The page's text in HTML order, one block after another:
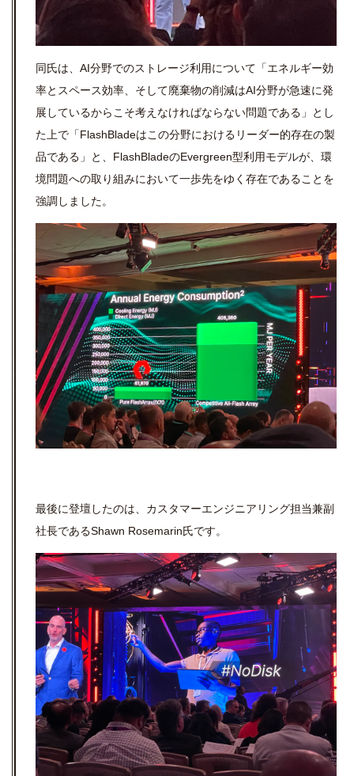
同氏は、AI分野でのストレージ利用について「エネルギー効
率とスペース効率、そして廃棄物の削減はAI分野が急速に発
展しているからこそ考えなければならない問題である」とし
た上で「FlashBladeはこの分野におけるリーダー的存在の製
品である」と、FlashBladeのEvergreen型利用モデルが、環
境問題への取り組みにおいて一歩先をゆく存在であることを
強調しました。
最後に登壇したのは、カスタマーエンジニアリング担当兼副
社長であるShawn Rosemarin氏です。